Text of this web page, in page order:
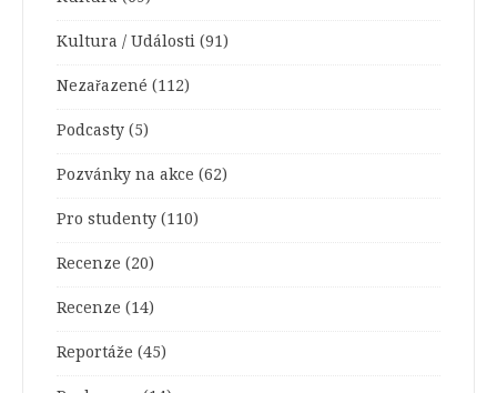
Kultura / Události (91)
Nezařazené (112)
Podcasty (5)
Pozvánky na akce (62)
Pro studenty (110)
Recenze (20)
Recenze (14)
Reportáže (45)